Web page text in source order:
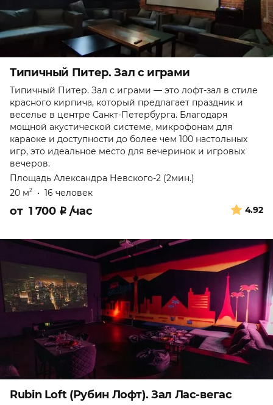
Типичный Питер. Зал с играми
Типичный Питер. Зал с играми — это лофт-зал в стиле
красного кирпича, который предлагает праздник и
веселье в центре Санкт-Петербурга. Благодаря
мощной акустической системе, микрофонам для
караоке и доступности до более чем 100 настольных
игр, это идеальное место для вечеринок и игровых
вечеров.
Площадь Александра Невского-2 (2мин.)
20 м2 • 16 человек
4.92
от 1 700 ₽ /час
Rubin Loft (Рубин Лофт). Зал Лас-вегас